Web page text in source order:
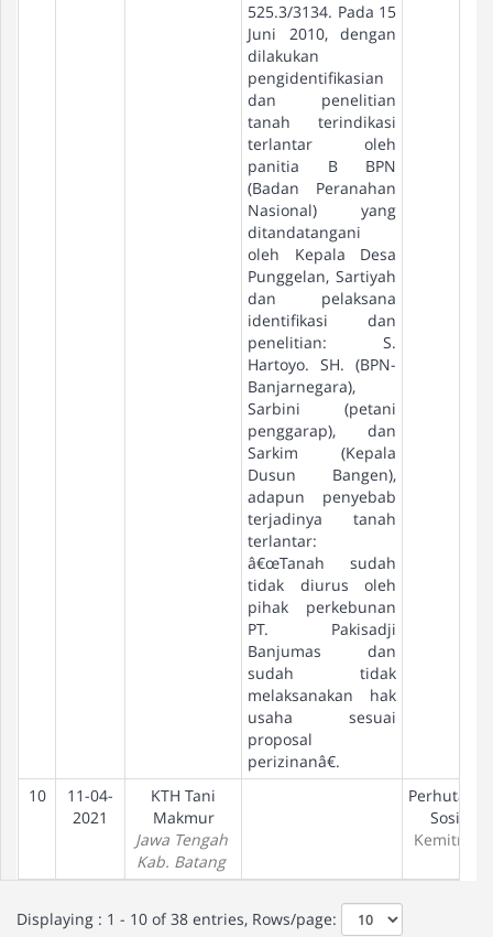
525.3/3134. Pada 15
Juni 2010, dengan
dilakukan
pengidentifikasian
dan penelitian
tanah terindikasi
terlantar oleh
panitia B BPN
(Badan Peranahan
Nasional) yang
ditandatangani
oleh Kepala Desa
Punggelan, Sartiyah
dan pelaksana
identifikasi dan
penelitian: S.
Hartoyo. SH. (BPN-
Banjarnegara),
Sarbini (petani
penggarap), dan
Sarkim (Kepala
Dusun Bangen),
adapun penyebab
terjadinya tanah
terlantar:
â€œTanah sudah
tidak diurus oleh
pihak perkebunan
PT. Pakisadji
Banjumas dan
sudah tidak
melaksanakan hak
usaha sesuai
proposal
perizinanâ€.
10
11-04-
2021
KTH Tani
Makmur
Jawa Tengah
Kab. Batang
Sosial
Kemitraan
Displaying : 1 - 10 of 38 entries, Rows/page: